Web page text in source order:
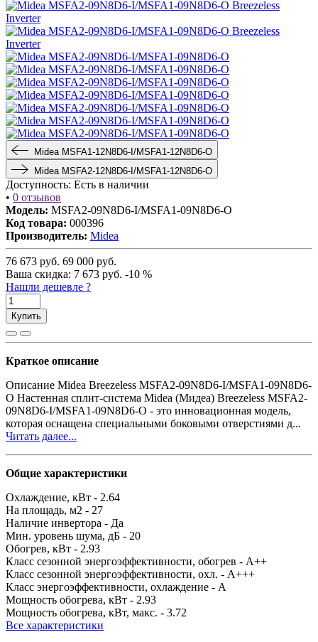
Midea MSFA1-12N8D6-I/MSFA1-12N8D6-O
Midea MSFA2-12N8D6-I/MSFA1-12N8D6-O
Доступность: Есть в наличии
• 0 отзывов
Модель: MSFA2-09N8D6-I/MSFA1-09N8D6-O
Код товара: 000396
Производитель: Midea
76 673 руб. 69 000 руб.
Ваша cкидка: 7 673 руб. -10 %
Нашли дешевле ?
Купить
Краткое описание
Описание Midea Breezeless MSFA2-09N8D6-I/MSFA1-09N8D6-
O Настенная сплит-система Midea (Мидеа) Breezeless MSFA2-
09N8D6-I/MSFA1-09N8D6-O - это инновационная модель,
которая оснащена специальными боковыми отверстиями д...
Читать далее...
Общие характеристики
Охлаждение, кВт - 2.64
На площадь, м2 - 27
Наличие инвертора - Да
Мин. уровень шума, дБ - 20
Обогрев, кВт - 2.93
Класс сезонной энергоэффективности, обогрев - A++
Класс сезонной энергоэффективности, охл. - A+++
Класс энергоэффективности, охлаждение - A
Мощность обогрева, кВт - 2.93
Мощность обогрева, кВт, макс. - 3.72
Все характеристики